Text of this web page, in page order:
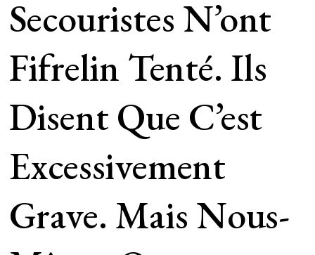
Secouristes N’ont
Fifrelin Tenté. Ils
Disent Que C’est
Excessivement
Grave. Mais Nous-